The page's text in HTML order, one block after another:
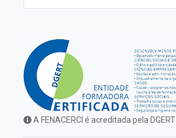
A FENACERCI é acreditada pela DGERT